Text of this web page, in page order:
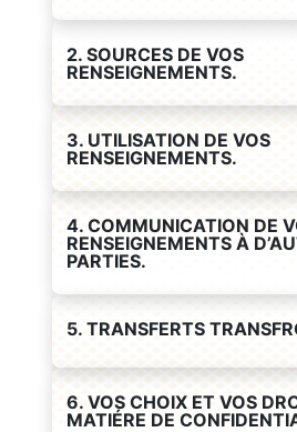
2. SOURCES DE VOS
RENSEIGNEMENTS.
3. UTILISATION DE VOS
RENSEIGNEMENTS.
4. COMMUNICATION DE
RENSEIGNEMENTS À
PARTIES.
5. TRANSFERTS
6. VOS CHOIX ET VOS
MATIÉRE DE